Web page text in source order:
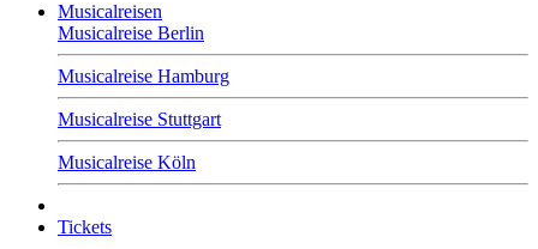
Musicalreisen
Musicalreise Berlin
Musicalreise Hamburg
Musicalreise Stuttgart
Musicalreise Köln
Tickets